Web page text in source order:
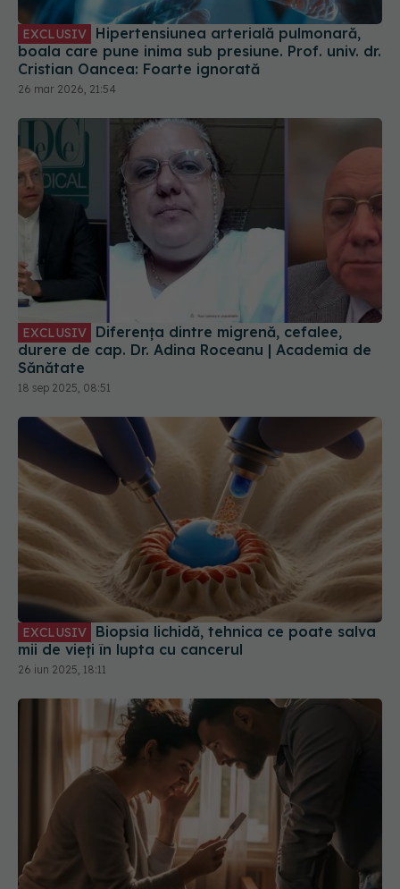
EXCLUSIV
boala care pune inima sub presiune. Prof. univ. dr.
Cristian Oancea: Foarte ignorată
26 mar 2026, 21:54
EXCLUSIV
durere de cap. Dr. Adina Roceanu | Academia de
Sănătate
18 sep 2025, 08:51
EXCLUSIV
mii de vieți în lupta cu cancerul
26 iun 2025, 18:11